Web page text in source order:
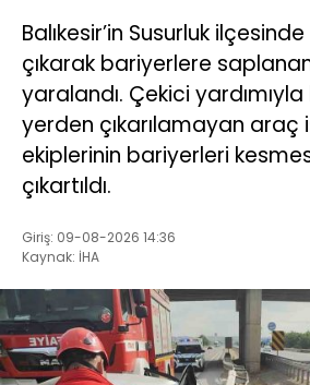
Balıkesir’in Susurluk
çıkarak bariyerlere
yaralandı. Çekici
yerden çıkarılamayan araç
ekiplerinin bariyerleri
çıkartıldı.
Giriş: 09-08-2026 14:36
Kaynak: İHA